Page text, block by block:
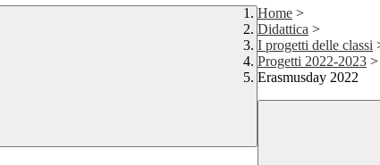
Home >
Didattica >
I progetti delle classi
Progetti 2022-2023 >
Erasmusday 2022